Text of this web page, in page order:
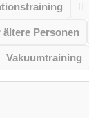
Personen
Vakuumtraining